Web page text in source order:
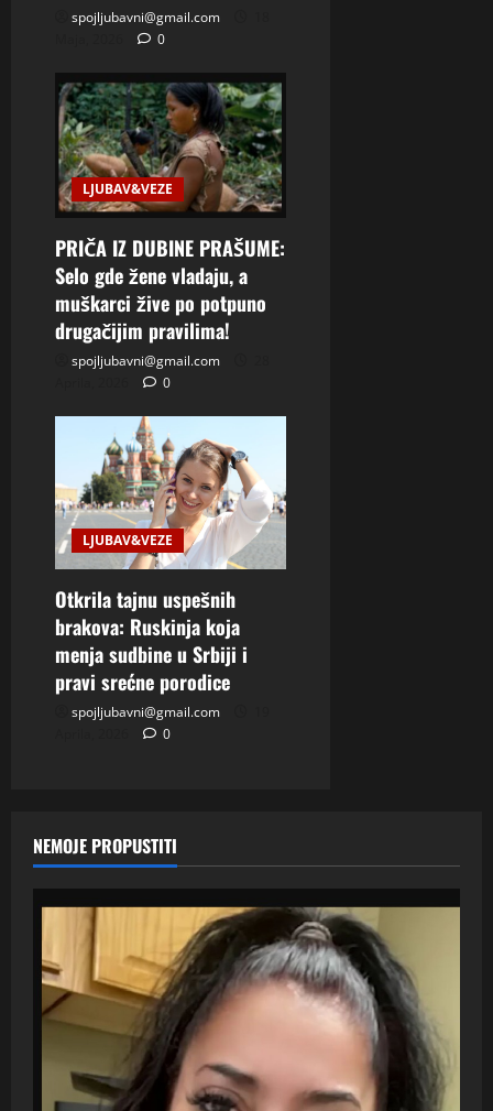
spojljubavni@gmail.com
0
LJUBAV&VEZE
PRIČA IZ DUBINE PRAŠUME:
Selo gde žene vladaju, a
muškarci žive po potpuno
drugačijim pravilima!
spojljubavni@gmail.com
0
LJUBAV&VEZE
Otkrila tajnu uspešnih
brakova: Ruskinja koja
menja sudbine u Srbiji i
pravi srećne porodice
spojljubavni@gmail.com
0
NEMOJE PROPUSTITI